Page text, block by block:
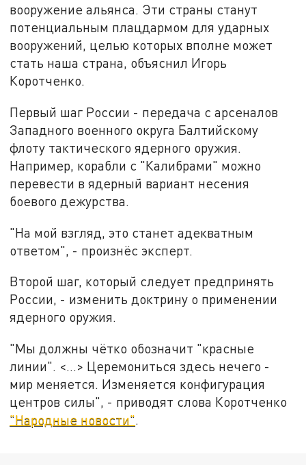
вооружение альянса. Эти страны станут
потенциальным плацдармом для ударных
вооружений, целью которых вполне может
стать наша страна, объяснил Игорь
Коротченко.
Первый шаг России - передача с арсеналов
Западного военного округа Балтийскому
флоту тактического ядерного оружия.
Например, корабли с "Калибрами" можно
перевести в ядерный вариант несения
боевого дежурства.
"На мой взгляд, это станет адекватным
ответом", - произнёс эксперт.
Второй шаг, который следует предпринять
России, - изменить доктрину о применении
ядерного оружия.
"Мы должны чётко обозначит "красные
линии". <…> Церемониться здесь нечего -
мир меняется. Изменяется конфигурация
центров силы", - приводят слова Коротченко
"Народные новости".